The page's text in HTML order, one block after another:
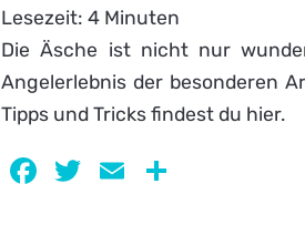
Lesezeit: 4 Minuten
Die Äsche ist nicht nur
Angelerlebnis der besonderen
Tipps und Tricks findest du hier.
Facebook
Twitter
Email